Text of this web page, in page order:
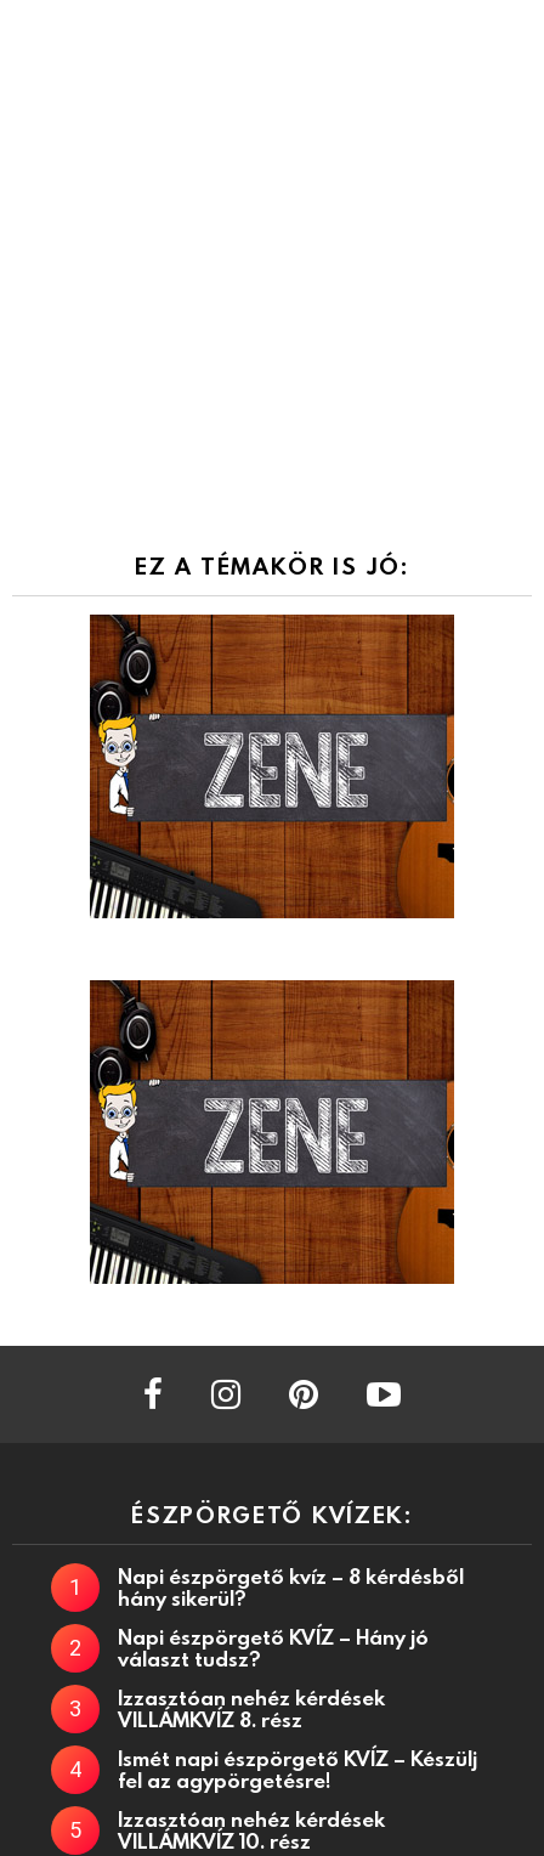
EZ A TÉMAKÖR IS JÓ:
facebook instagram
ÉSZPÖRGETŐ KVÍZEK:
Napi észpörgető kvíz – 8 kérdésből
hány sikerül?
Napi észpörgető KVÍZ – Hány jó
választ tudsz?
Izzasztóan nehéz kérdések
VILLÁMKVÍZ 8. rész
Ismét napi észpörgető KVÍZ – Készülj
fel az agypörgetésre!
Izzasztóan nehéz kérdések
VILLÁMKVÍZ 10. rész